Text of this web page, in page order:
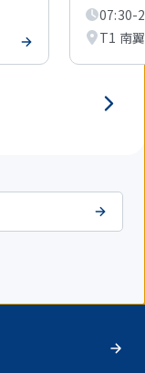
07:30-
T1 南